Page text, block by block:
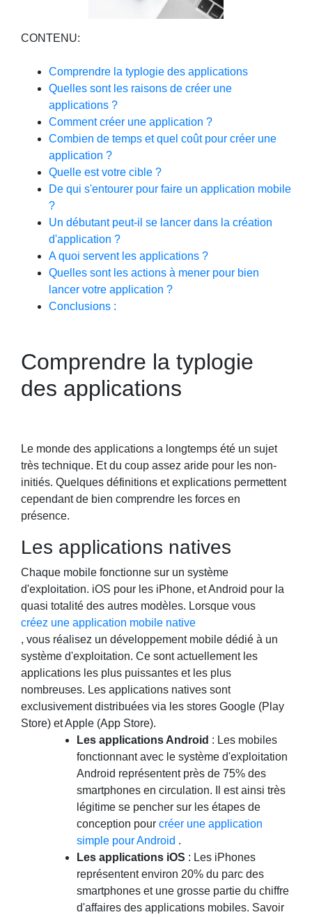
CONTENU:
Comprendre la typlogie des applications
Quelles sont les raisons de créer une
applications ?
Comment créer une application ?
Combien de temps et quel coût pour créer une
application ?
Quelle est votre cible ?
De qui s'entourer pour faire un application mobile
?
Un débutant peut-il se lancer dans la création
d'application ?
A quoi servent les applications ?
Quelles sont les actions à mener pour bien
lancer votre application ?
Conclusions :
Comprendre la typlogie
des applications
Le monde des applications a longtemps été un sujet
très technique. Et du coup assez aride pour les non-
initiés. Quelques définitions et explications permettent
cependant de bien comprendre les forces en
présence.
Les applications natives
Chaque mobile fonctionne sur un système
d'exploitation. iOS pour les iPhone, et Android pour la
quasi totalité des autres modèles. Lorsque vous
créez une application mobile native
, vous réalisez un développement mobile dédié à un
système d'exploitation. Ce sont actuellement les
applications les plus puissantes et les plus
nombreuses. Les applications natives sont
exclusivement distribuées via les stores Google (Play
Store) et Apple (App Store).
Les applications Android : Les mobiles
fonctionnant avec le système d'exploitation
Android représentent près de 75% des
smartphones en circulation. Il est ainsi très
légitime se pencher sur les étapes de
conception pour créer une application
simple pour Android .
Les applications iOS : Les iPhones
représentent environ 20% du parc des
smartphones et une grosse partie du chiffre
d'affaires des applications mobiles. Savoir